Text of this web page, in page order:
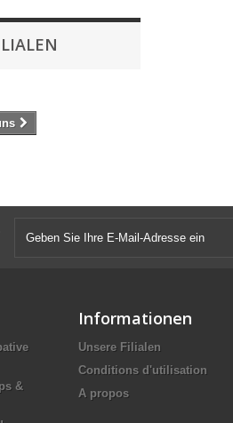
&
Informationen
Unsere Filialen
Conditions d'utilisation
A propos